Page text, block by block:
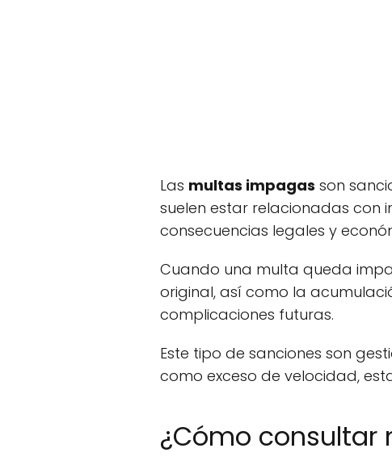
Las multas impagas son
suelen estar relacionadas con
consecuencias legales y
Cuando una multa queda
original, así como la
complicaciones futuras.
Este tipo de sanciones son
como exceso de velocidad,
¿Cómo